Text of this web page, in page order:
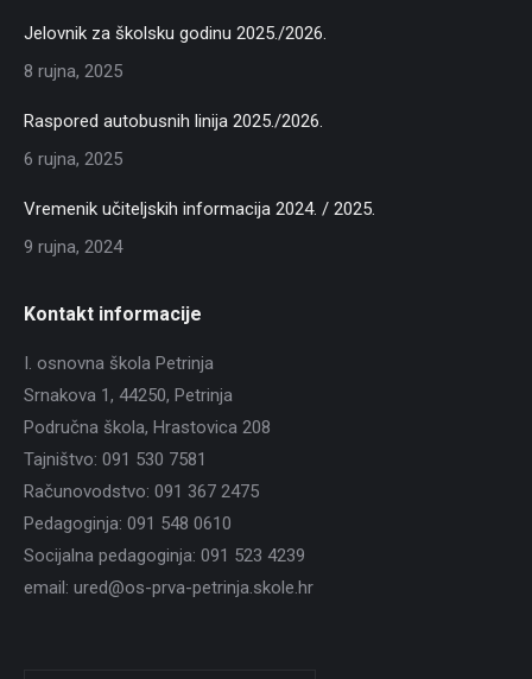
Jelovnik za školsku godinu 2025./2026.
8 rujna, 2025
Raspored autobusnih linija 2025./2026.
6 rujna, 2025
Vremenik učiteljskih informacija 2024. / 2025.
9 rujna, 2024
Kontakt informacije
I. osnovna škola Petrinja
Srnakova 1, 44250, Petrinja
Područna škola, Hrastovica 208
Tajništvo: 091 530 7581
Računovodstvo: 091 367 2475
Pedagoginja: 091 548 0610
Socijalna pedagoginja: 091 523 4239
email: ured@os-prva-petrinja.skole.hr